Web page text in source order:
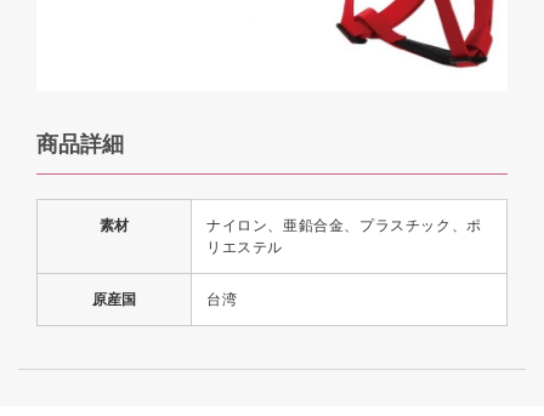
商品詳細
素材
ナイロン、亜鉛合金、プラスチック、ポ
リエステル
原産国 台湾